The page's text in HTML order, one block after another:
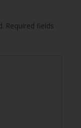
Required fields